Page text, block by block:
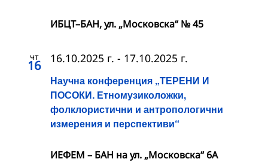
ИБЦТ–БАН, ул. „Московска“ № 45
чт
16
Научна конференция „ТЕРЕНИ И
ПОСОКИ. Етномузиколожки,
фолклористични и антропологични
измерения и перспективи“
16.10.2025 г. - 17.10.2025 г.
ИЕФЕМ – БАН на ул. „Московска“ 6A